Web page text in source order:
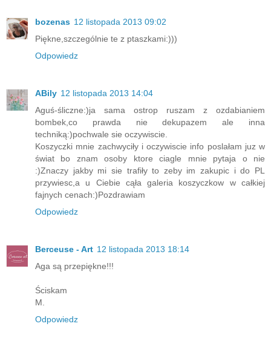
bozenas 12 listopada 2013 09:02
Piękne,szczególnie te z ptaszkami:)))
Odpowiedz
ABily 12 listopada 2013 14:04
Aguś-śliczne:)ja sama ostrop ruszam z ozdabianiem
bombek,co prawda nie dekupazem ale inna
techniką:)pochwale sie oczywiscie.
Koszyczki mnie zachwyciły i oczywiscie info poslałam juz w
świat bo znam osoby ktore ciagle mnie pytaja o nie
:)Znaczy jakby mi sie trafiły to zeby im zakupic i do PL
przywiesc,a u Ciebie cąła galeria koszyczkow w całkiej
fajnych cenach:)Pozdrawiam
Odpowiedz
Berceuse - Art 12 listopada 2013 18:14
Aga są przepiękne!!!
Ściskam
M.
Odpowiedz